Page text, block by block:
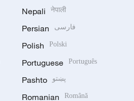
Nepali नेपाली
Persian فارسی
Polish Polski
Portuguese Português
Pashto پښتو
Romanian Română